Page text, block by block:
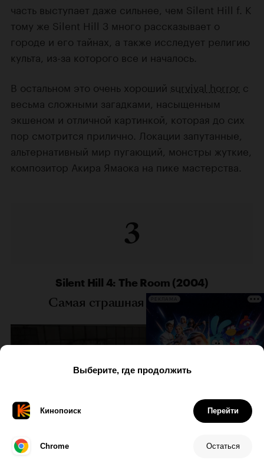
часть выступает даже сильнее, чем Silent Hill f. К
тому же Silent Hill 3 много рассказывает о
городе и его тайнах, а также исследует религию
культа, из-за которого все и началось.
В остальном это очень хороший survival horror с
весьма сложными загадками, насыщенным
экшеном и отличной картинкой, которая до сих
пор смотрится прилично. Локации запутанные,
альтернативный мир пугающий, монстры жуткие,
композитор Акира Ямаока на пике мастерства.
3
Silent Hill 4: The Room (2004)
Самая страшная часть серии